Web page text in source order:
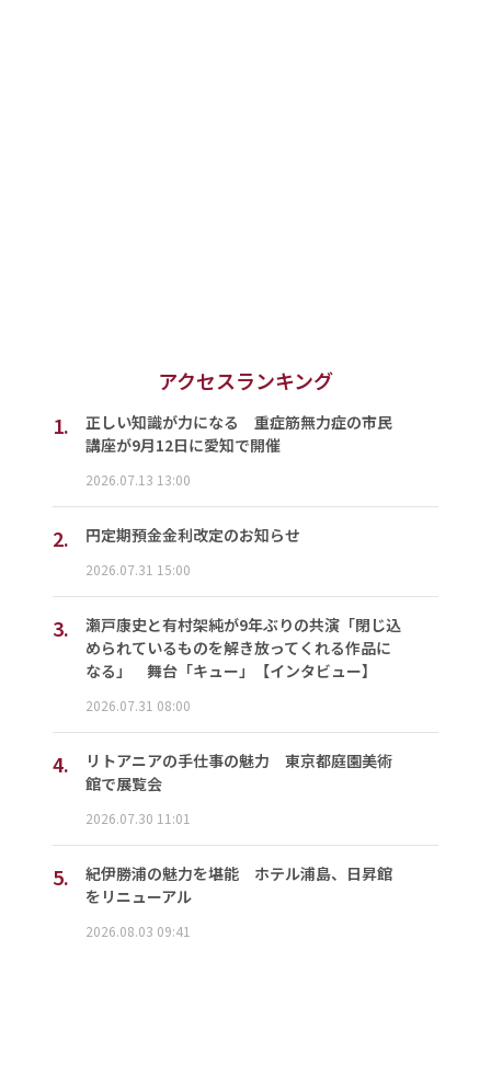
アクセスランキング
1.
正しい知識が力になる 重症筋無力症の市民
講座が9月12日に愛知で開催
2026.07.13 13:00
2. 円定期預金金利改定のお知らせ
2026.07.31 15:00
3.
瀬戸康史と有村架純が9年ぶりの共演「閉じ込
められているものを解き放ってくれる作品に
なる」 舞台「キュー」【インタビュー】
2026.07.31 08:00
4.
リトアニアの手仕事の魅力 東京都庭園美術
館で展覧会
2026.07.30 11:01
5.
紀伊勝浦の魅力を堪能 ホテル浦島、日昇館
をリニューアル
2026.08.03 09:41